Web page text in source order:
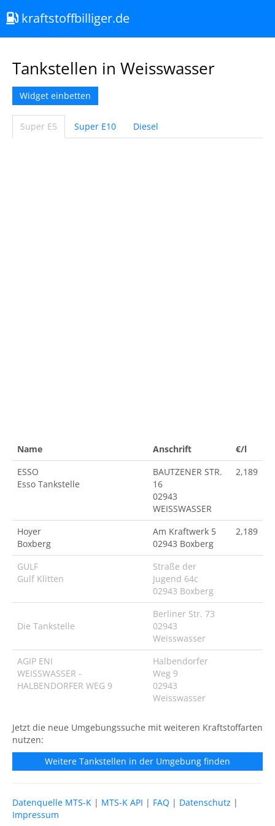
kraftstoffbilliger.de
Tankstellen in Weisswasser
Widget einbetten
Super E5 Super E10 Diesel
Name Anschrift
€/l
ESSO
Esso Tankstelle
BAUTZENER STR.
16
02943
WEISSWASSER
2,189
Hoyer
Boxberg
Am Kraftwerk 5
02943 Boxberg
2,189
GULF
Gulf Klitten
Straße der
Jugend 64c
02943 Boxberg
Die Tankstelle
Berliner Str. 73
02943
Weisswasser
AGIP ENI
WEISSWASSER -
HALBENDORFER WEG 9
Halbendorfer
Weg 9
02943
Weisswasser
Jetzt die neue Umgebungssuche mit weiteren Kraftstoffarten
nutzen:
Weitere Tankstellen in der Umgebung finden
Datenquelle MTS-K | MTS-K API | FAQ | Datenschutz |
Impressum